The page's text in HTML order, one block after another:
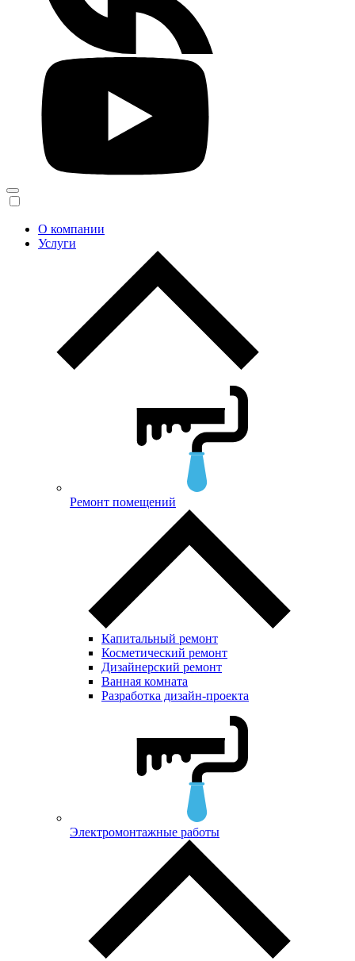
О компании
Услуги
Ремонт помещений
Капитальный ремонт
Косметический ремонт
Дизайнерский ремонт
Ванная комната
Разработка дизайн-проекта
Электромонтажные работы